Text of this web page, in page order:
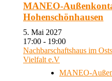
MANEO-
Hohenschönhausen
5. Mai 2027
17:00 - 19:00
Nachbarschaftshaus im
Vielfalt e.V
MANEO-